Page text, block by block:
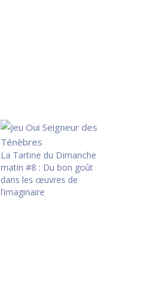
La Tartine du Dimanche
matin #8 : Du bon goût
dans les œuvres de
l’imaginaire